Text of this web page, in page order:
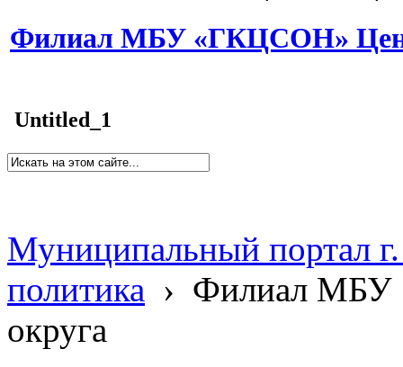
Филиал МБУ «ГКЦСОН»
Untitled_1
Муниципальный портал
политика › Филиал МБУ
округа